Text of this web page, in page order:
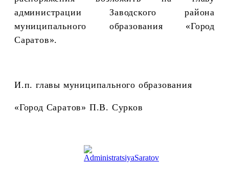
администрации Заводского района
муниципального образования «Город
Саратов».
И.п. главы муниципального образования
«Город Саратов» П.В. Сурков